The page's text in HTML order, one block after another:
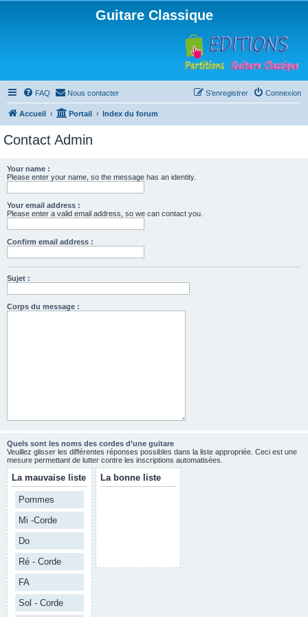
Guitare Classique
FAQ Nous contacter Connexion
S’enregistrer
Accueil Portail Index du forum
Contact Admin
Your name :
Please enter your name, so the message has an identity.
Your email address :
Please enter a valid email address, so we can contact you.
Confirm email address :
Sujet :
Corps du message :
Quels sont les noms des cordes d’une guitare
Veuillez glisser les différentes réponses possibles dans la liste appropriée. Ceci est une
mesure permettant de lutter contre les inscriptions automatisées.
La mauvaise liste
Pommes
Mi -Corde
Do
Ré - Corde
FA
Sol - Corde
La bonne liste